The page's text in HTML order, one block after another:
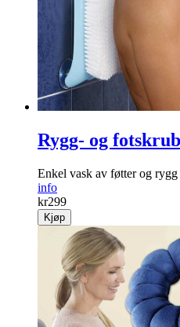
Rygg- og
Enkel vask av føtter og
info
kr299
Kjøp